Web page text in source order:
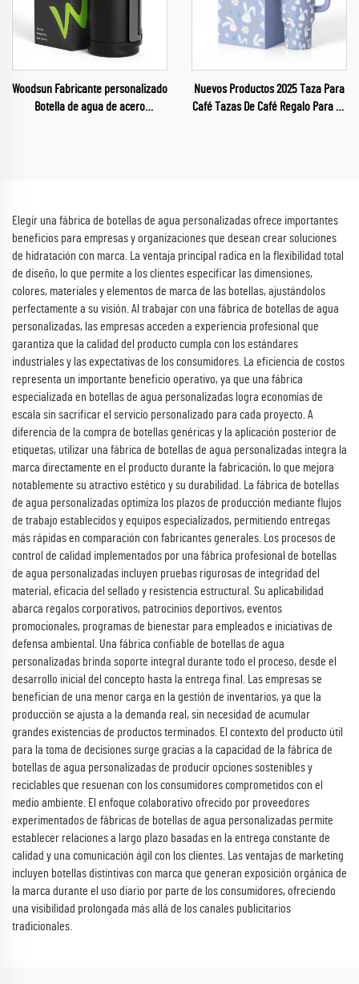
Woodsun Fabricante personalizado
Botella de agua de acero
Nuevos Productos 2025 Taza Para
Café Tazas De Café Regalo Para La
Elegir una fábrica de botellas de agua personalizadas ofrece importantes
beneficios para empresas y organizaciones que desean crear soluciones
de hidratación con marca. La ventaja principal radica en la flexibilidad total
de diseño, lo que permite a los clientes especificar las dimensiones,
colores, materiales y elementos de marca de las botellas, ajustándolos
perfectamente a su visión. Al trabajar con una fábrica de botellas de agua
personalizadas, las empresas acceden a experiencia profesional que
garantiza que la calidad del producto cumpla con los estándares
industriales y las expectativas de los consumidores. La eficiencia de costos
representa un importante beneficio operativo, ya que una fábrica
especializada en botellas de agua personalizadas logra economías de
escala sin sacrificar el servicio personalizado para cada proyecto. A
diferencia de la compra de botellas genéricas y la aplicación posterior de
etiquetas, utilizar una fábrica de botellas de agua personalizadas integra la
marca directamente en el producto durante la fabricación, lo que mejora
notablemente su atractivo estético y su durabilidad. La fábrica de botellas
de agua personalizadas optimiza los plazos de producción mediante flujos
de trabajo establecidos y equipos especializados, permitiendo entregas
más rápidas en comparación con fabricantes generales. Los procesos de
control de calidad implementados por una fábrica profesional de botellas
de agua personalizadas incluyen pruebas rigurosas de integridad del
material, eficacia del sellado y resistencia estructural. Su aplicabilidad
abarca regalos corporativos, patrocinios deportivos, eventos
promocionales, programas de bienestar para empleados e iniciativas de
defensa ambiental. Una fábrica confiable de botellas de agua
personalizadas brinda soporte integral durante todo el proceso, desde el
desarrollo inicial del concepto hasta la entrega final. Las empresas se
benefician de una menor carga en la gestión de inventarios, ya que la
producción se ajusta a la demanda real, sin necesidad de acumular
grandes existencias de productos terminados. El contexto del producto útil
para la toma de decisiones surge gracias a la capacidad de la fábrica de
botellas de agua personalizadas de producir opciones sostenibles y
reciclables que resuenan con los consumidores comprometidos con el
medio ambiente. El enfoque colaborativo ofrecido por proveedores
experimentados de fábricas de botellas de agua personalizadas permite
establecer relaciones a largo plazo basadas en la entrega constante de
calidad y una comunicación ágil con los clientes. Las ventajas de marketing
incluyen botellas distintivas con marca que generan exposición orgánica de
la marca durante el uso diario por parte de los consumidores, ofreciendo
una visibilidad prolongada más allá de los canales publicitarios
tradicionales.